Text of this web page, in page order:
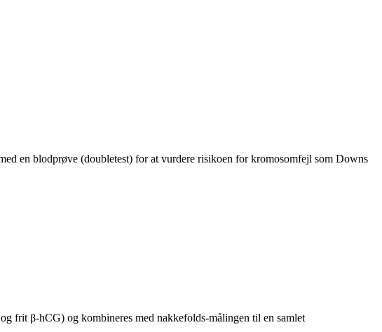
en blodprøve (doubletest) for at vurdere risikoen for kromosomfejl som Downs
frit β-hCG) og kombineres med nakkefolds-målingen til en samlet